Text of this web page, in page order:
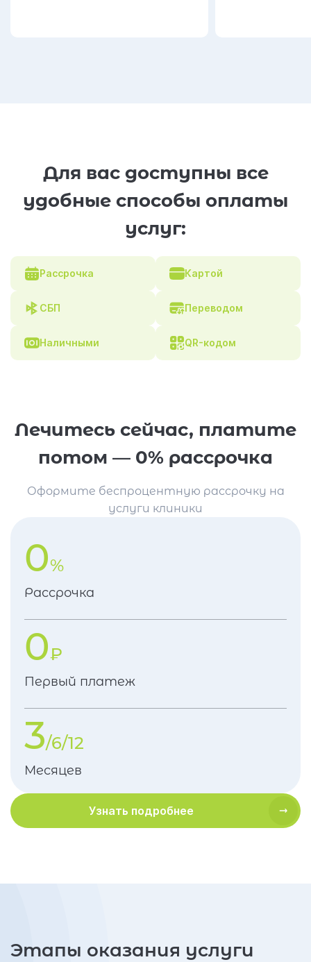
Для вас доступны все
удобные способы оплаты
услуг:
Рассрочка Картой
СБП Переводом
Наличными QR-кодом
Лечитесь сейчас, платите
потом — 0% рассрочка
Оформите беспроцентную рассрочку на
услуги клиники
0%
Рассрочка
0₽
Первый платеж
3/6/12
Месяцев
Узнать подробнее
Этапы оказания услуги